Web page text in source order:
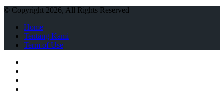
© Copyright 2026, All Rights Reserved
Home
Tentang Kami
Term of Use
Facebook
Twitter
WhatsApp
Telegram
Close